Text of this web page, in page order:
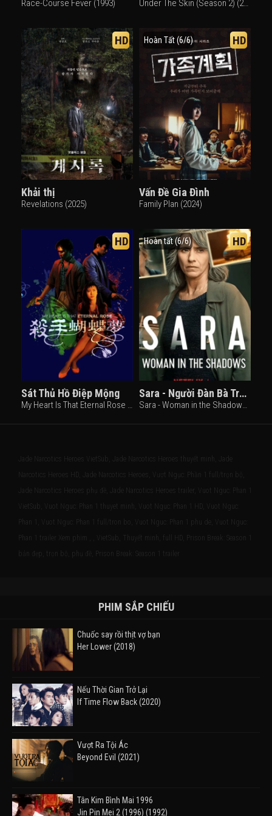
Race-Course Fever (1993) Under The Skin (Season 2) (2024)
HD
Khải thị
Revelations (2025)
Hoàn Tất (6/6) HD
Vấn Đề Gia Đình
Family Plan (2024)
HD
Sát Thủ Hồ Điệp Mộng
My Heart Is That Eternal Rose (1989)
Hoàn tất (6/6) HD
Sara - Người Đàn Bà Trong Bóng Tối
Sara - Woman in the Shadows (2025)
Jade Narcotics Heroes VietSub, Jade Narcotics Heroes thuyết minh, Jade
Narcotics Heroes HD, Jade Narcotics Heroes, Vượt Ngục: Phần 1 full/trọn bộ,
Jade Narcotics Heroes phụ đề, Jade Narcotics Heroes trailer, Vuot Nguc: Phan 1
VietSub, Vuot Nguc: Phan 1 thuyet minh, Vuot Nguc: Phan 1 HD, Vuot Nguc:
Phan 1, Vuot Nguc: Phan 1 full/tron bo, Vuot Nguc: Phan 1 phu de, Vuot Nguc:
Phan 1 trailer Xem phim , , VietSub, Thuyết minh, full HD, Prison Break: Season 1
bản đẹp, trọn bộ, phụ đề, Prison Break: Season 1 trailer
PHIM SẮP CHIẾU
Chuốc say rồi thịt vợ bạn
Her Lower (2018)
Nếu Thời Gian Trở Lại
If Time Flow Back (2020)
Vượt Ra Tội Ác
Beyond Evil (2021)
Tân Kim Bình Mai 1996
Jin Pin Mei 2 (1996) (1992)